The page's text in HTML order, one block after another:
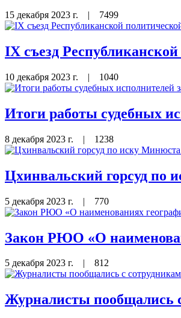
15 декабря 2023 г. | 7499
IX съезд
10 декабря 2023 г. | 1040
Итоги работы судебных
8 декабря 2023 г. | 1238
Цхинвальский горсуд по
5 декабря 2023 г. | 770
Закон РЮО «О
5 декабря 2023 г. | 812
Журналисты пообщались